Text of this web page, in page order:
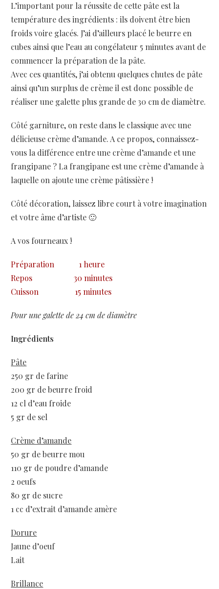
L’important pour la réussite de cette pâte est la
température des ingrédients : ils doivent être bien
froids voire glacés. J’ai d’ailleurs placé le beurre en
cubes ainsi que l’eau au congélateur 5 minutes avant de
commencer la préparation de la pâte.
Avec ces quantités, j’ai obtenu quelques chutes de pâte
ainsi qu’un surplus de crème il est donc possible de
réaliser une galette plus grande de 30 cm de diamètre.
Côté garniture, on reste dans le classique avec une
délicieuse crème d’amande. A ce propos, connaissez-
vous la différence entre une crème d’amande et une
frangipane ? La frangipane est une crème d’amande à
laquelle on ajoute une crème pâtissière !
Côté décoration, laissez libre court à votre imagination
et votre âme d’artiste 🙂
A vos fourneaux !
Préparation
1 heure
Repos
30 minutes
Cuisson
15 minutes
Pour une galette de 24 cm de diamètre
Ingrédients
Pâte
250 gr de farine
200 gr de beurre froid
12 cl d’eau froide
5 gr de sel
Crème d’amande
50 gr de beurre mou
110 gr de poudre d’amande
2 oeufs
80 gr de sucre
1 cc d’extrait d’amande amère
Dorure
Jaune d’oeuf
Lait
Brillance